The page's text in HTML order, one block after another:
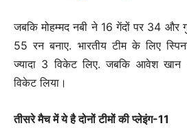
जबकि मोहम्मद नबी ने 16 गेंदों पर 34 और
55 रन बनाए. भारतीय टीम के लिए
ज्यादा 3 विकेट लिए. जबकि आवेश
विकेट लिया।
तीसरे मैच में ये है दोनों टीमों की प्लेइंग-11